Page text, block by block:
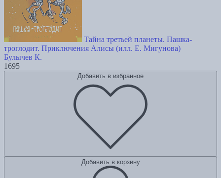
Тайна третьей планеты. Пашка-
троглодит. Приключения Алисы (илл. Е. Мигунова)
Булычев К.
1695
Добавить в избранное
Добавить в корзину